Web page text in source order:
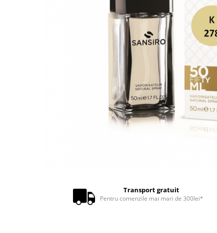
Transport gratuit
Pentru comenzile mai mari de 300lei*